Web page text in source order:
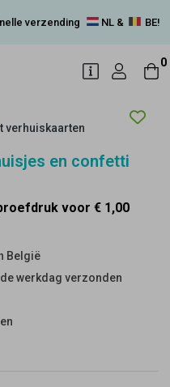
verzending NL & BE!
0
verhuiskaarten
en confetti
voor € 1,00
België
werkdag verzonden